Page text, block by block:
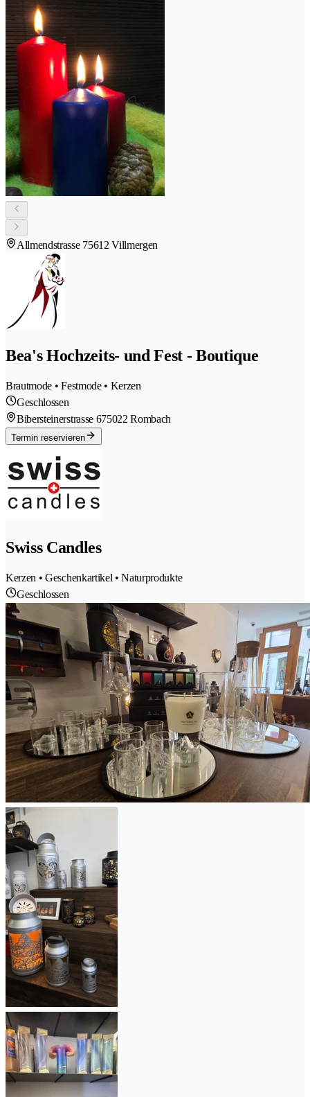
Allmendstrasse 75612 Villmergen
Bea's Hochzeits- und Fest - Boutique
Brautmode • Festmode • Kerzen
Geschlossen
Bibersteinerstrasse 675022 Rombach
Termin reservieren
Swiss Candles
Kerzen • Geschenkartikel • Naturprodukte
Geschlossen